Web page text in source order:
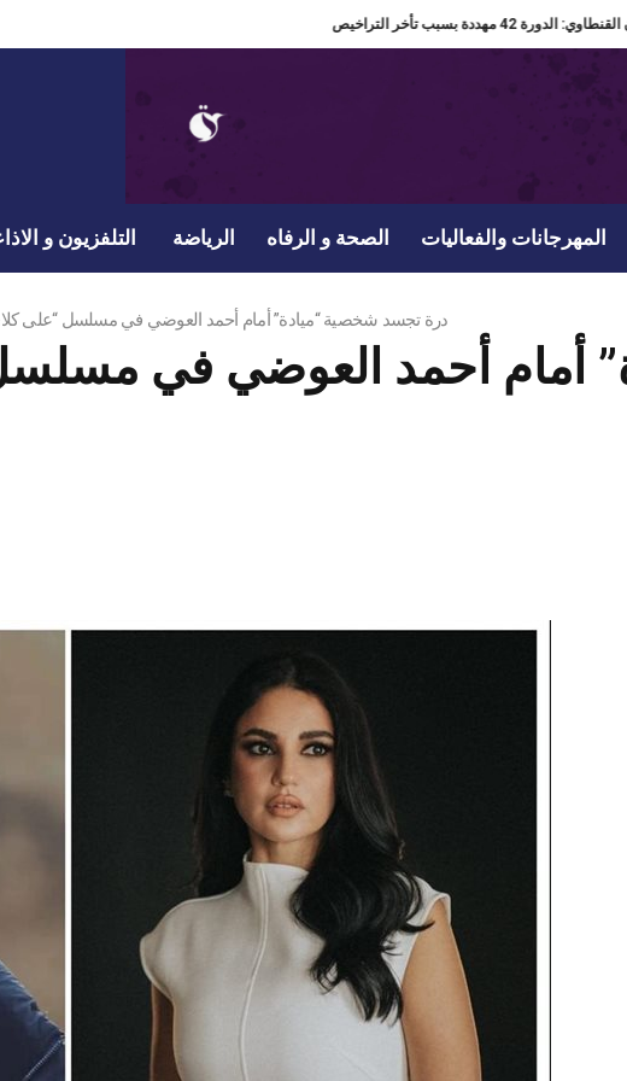
مهرجان القنطاوي: الدورة 42 مهددة بسبب تأخر التراخيص
التلفزيون و الرياضة الصحة و الرفاه المهرجانات والفعاليات
درة تجسد شخصية “ميادة” أمام أحمد العوضي في مسلسل “على كلاي”
أمام أحمد العوضي في